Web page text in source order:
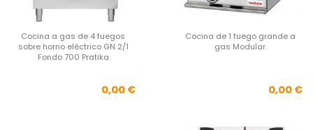
Cocina a gas de 4 fuegos
sobre horno eléctrico GN 2/1
Fondo 700 Pratika
Precio
0,00 €
Cocina de 1 fuego grande a
gas Modular
0,00 €